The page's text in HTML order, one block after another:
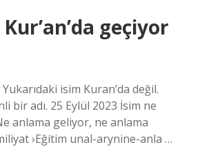
geçiyor
isim Kuran’da değil.
bir adı. 25 Eylül 2023 İsim ne
anlama geliyor, ne anlama
›Eğitim unal-arynine-anla …